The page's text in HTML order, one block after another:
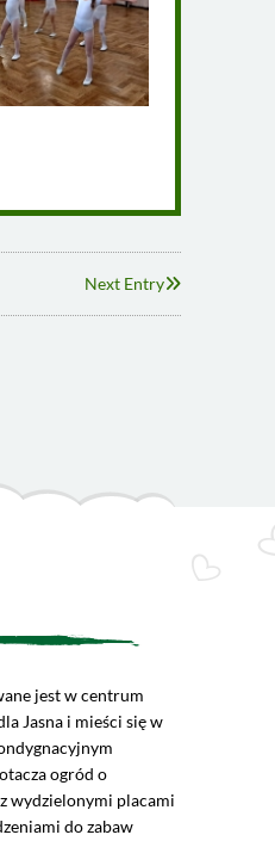
Next Entry
jest w centrum
Jasna i mieści się w
ogród o
wydzielonymi placami
do zabaw